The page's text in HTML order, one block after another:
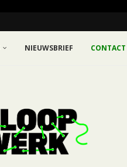
NIEUWSBRIEF CONTACT